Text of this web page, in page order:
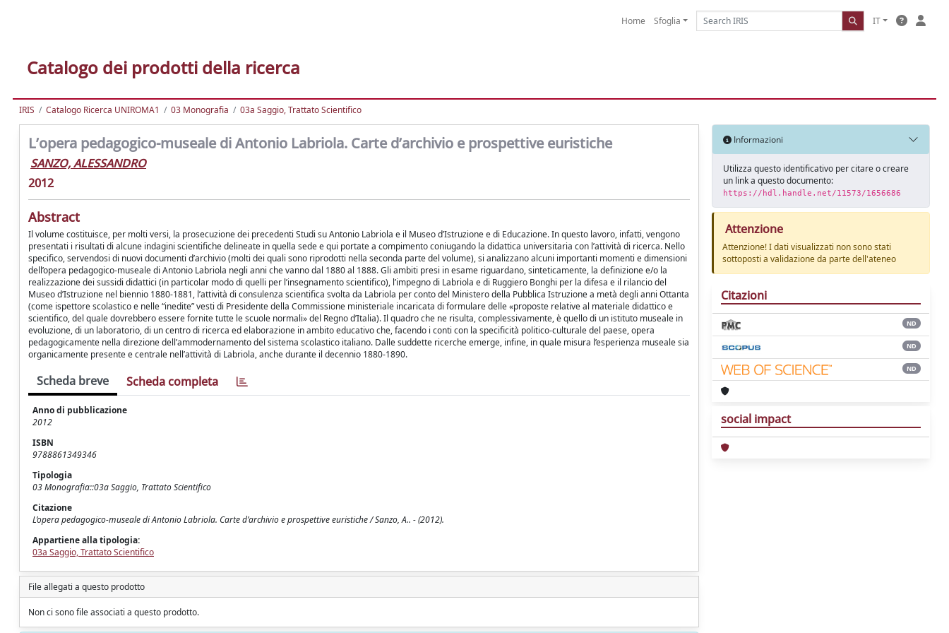
Home Sfoglia IT
Catalogo dei prodotti della ricerca
IRIS Catalogo Ricerca UNIROMA1 03 Monografia 03a Saggio, Trattato Scientifico
L’opera pedagogico-museale di Antonio Labriola. Carte d’archivio e prospettive euristiche
SANZO, ALESSANDRO
2012
Abstract
Il volume costituisce, per molti versi, la prosecuzione dei precedenti Studi su Antonio Labriola e il Museo d’Istruzione e di Educazione. In questo lavoro, infatti, vengono
presentati i risultati di alcune indagini scientifiche delineate in quella sede e qui portate a compimento coniugando la didattica universitaria con l’attività di ricerca. Nello
specifico, servendosi di nuovi documenti d’archivio (molti dei quali sono riprodotti nella seconda parte del volume), si analizzano alcuni importanti momenti e dimensioni
dell’opera pedagogico-museale di Antonio Labriola negli anni che vanno dal 1880 al 1888. Gli ambiti presi in esame riguardano, sinteticamente, la definizione e/o la
realizzazione dei sussidi didattici (in particolar modo di quelli per l’insegnamento scientifico), l’impegno di Labriola e di Ruggiero Bonghi per la difesa e il rilancio del
Museo d’Istruzione nel biennio 1880-1881, l’attività di consulenza scientifica svolta da Labriola per conto del Ministero della Pubblica Istruzione a metà degli anni Ottanta
(come ispettore scolastico e nelle “inedite” vesti di Presidente della Commissione ministeriale incaricata di formulare delle «proposte relative al materiale didattico e
scientifico, del quale dovrebbero essere fornite tutte le scuole normali» del Regno d’Italia). Il quadro che ne risulta, complessivamente, è quello di un istituto museale in
evoluzione, di un laboratorio, di un centro di ricerca ed elaborazione in ambito educativo che, facendo i conti con la specificità politico-culturale del paese, opera
pedagogicamente nella direzione dell’ammodernamento del sistema scolastico italiano. Dalle suddette ricerche emerge, infine, in quale misura l’esperienza museale sia
organicamente presente e centrale nell’attività di Labriola, anche durante il decennio 1880-1890.
Scheda breve Scheda completa
Anno di pubblicazione
2012
ISBN
9788861349346
Tipologia
03 Monografia::03a Saggio, Trattato Scientifico
Citazione
L’opera pedagogico-museale di Antonio Labriola. Carte d’archivio e prospettive euristiche / Sanzo, A.. - (2012).
Appartiene alla tipologia:
03a Saggio, Trattato Scientifico
File allegati a questo prodotto
Non ci sono file associati a questo prodotto.
Informazioni
Utilizza questo identificativo per citare o creare
un link a questo documento:
https://hdl.handle.net/11573/1656686
Attenzione
Attenzione! I dati visualizzati non sono stati
sottoposti a validazione da parte dell'ateneo
Citazioni
ND
ND
ND
social impact